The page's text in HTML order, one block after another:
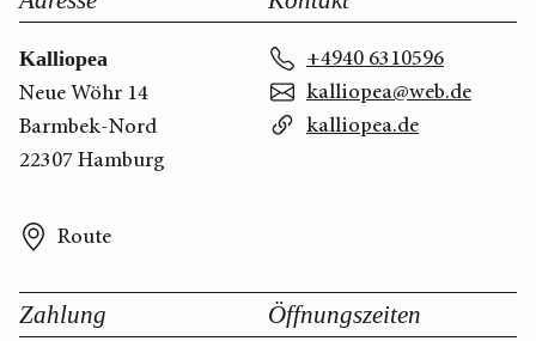
Kalliopea
Neue Wöhr 14
Barmbek-Nord
22307 Hamburg
Route
+4940 6310596
kalliopea@web.de
kalliopea.de
Zahlung Öffnungszeiten